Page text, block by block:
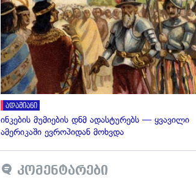
ადამიანი
ინკების მუმიების დნმ ადასტურებს — ყვავილი
ამერიკაში ევროპიდან მოხვდა
კომენტარები